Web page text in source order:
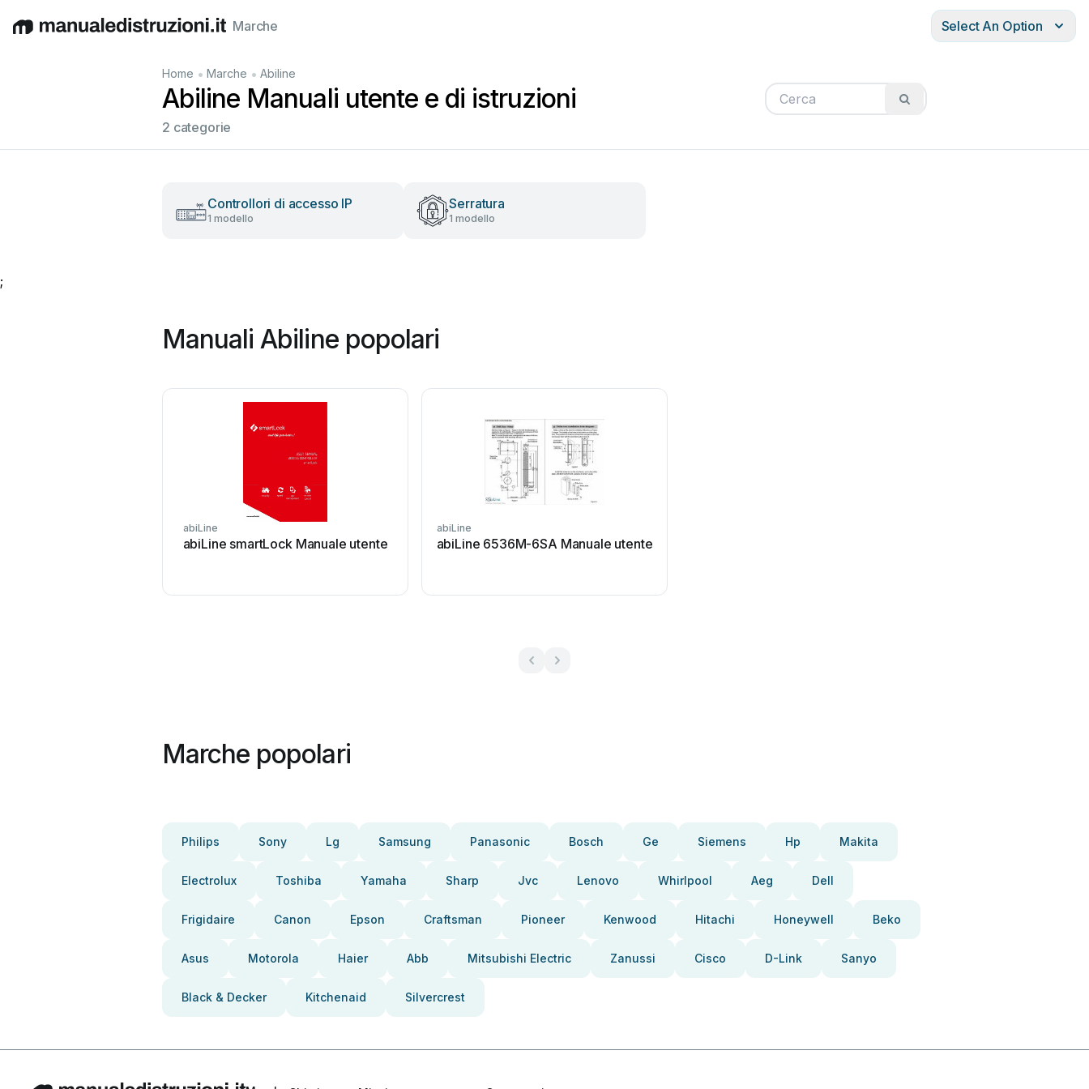
EnglishDeutschEspañol Italiano Français
Marche Select An Option
Home • Marche • Abiline
Abiline Manuali utente e di istruzioni
2 categorie
Controllori di accesso IP
1 modello
Serratura
1 modello
;
Manuali Abiline popolari
abiLine
abiLine smartLock Manuale utente
abiLine
abiLine 6536M-6SA Manuale utente
Marche popolari
Philips Sony Lg Samsung Panasonic Bosch Ge Siemens Hp Makita
Electrolux Toshiba Yamaha Sharp Jvc Lenovo Whirlpool Aeg Dell
Frigidaire Canon Epson Craftsman Pioneer Kenwood Hitachi Honeywell Beko
Asus Motorola Haier Abb Mitsubishi Electric Zanussi Cisco D-Link Sanyo
Black & Decker Kitchenaid Silvercrest